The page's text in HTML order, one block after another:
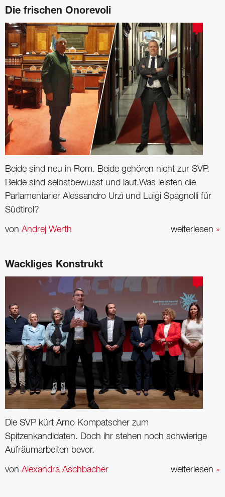
Die frischen Onorevoli
Beide sind neu in Rom. Beide gehören nicht zur SVP.
Beide sind selbstbewusst und laut.Was leisten die
Parlamentarier Alessandro Urzì und Luigi Spagnolli für
Südtirol?
weiterlesen »
von Andrej Werth
Wackliges Konstrukt
Die SVP kürt Arno Kompatscher zum
Spitzenkandidaten. Doch ihr stehen noch schwierige
Aufräumarbeiten bevor.
weiterlesen »
von Alexandra Aschbacher